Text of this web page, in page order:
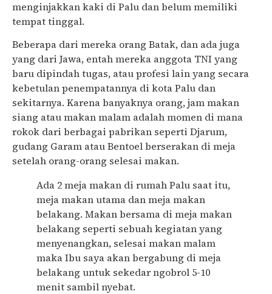
menginjakkan kaki di Palu dan belum memiliki
tempat tinggal.
Beberapa dari mereka orang Batak, dan ada juga
yang dari Jawa, entah mereka anggota TNI yang
baru dipindah tugas, atau profesi lain yang secara
kebetulan penempatannya di kota Palu dan
sekitarnya. Karena banyaknya orang, jam makan
siang atau makan malam adalah momen di mana
rokok dari berbagai pabrikan seperti Djarum,
gudang Garam atau Bentoel berserakan di meja
setelah orang-orang selesai makan.
Ada 2 meja makan di rumah Palu saat itu,
meja makan utama dan meja makan
belakang. Makan bersama di meja makan
belakang seperti sebuah kegiatan yang
menyenangkan, selesai makan malam
maka Ibu saya akan bergabung di meja
belakang untuk sekedar ngobrol 5-10
menit sambil nyebat.